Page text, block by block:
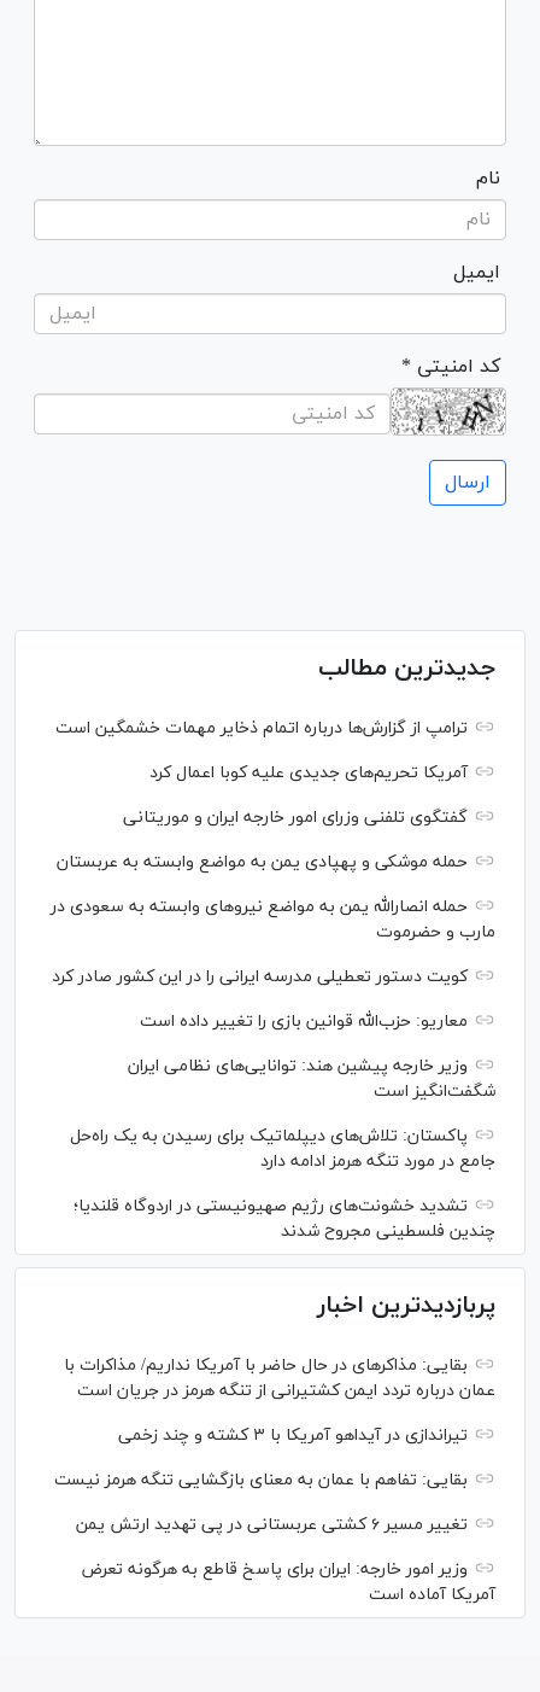
نام
ایمیل
* کد امنیتی
جدیدترین مطالب
ترامپ از گزارش‌ها درباره اتمام ذخایر مهمات خشمگین است
آمریکا تحریم‌های جدیدی علیه کوبا اعمال کرد
گفتگوی تلفنی وزرای امور خارجه ایران و موریتانی
حمله موشکی و پهپادی یمن به مواضع وابسته به عربستان
حمله انصارالله یمن به مواضع نیرو‌های وابسته به سعودی در
مارب و حضرموت
کویت دستور تعطیلی مدرسه ایرانی را در این کشور صادر کرد
معاریو: حزب‌الله قوانین بازی را تغییر داده است
وزیر خارجه پیشین هند: توانایی‌های نظامی ایران
شگفت‌انگیز است
پاکستان: تلاش‌های دیپلماتیک برای رسیدن به یک راه‌حل
جامع در مورد تنگه هرمز ادامه دارد
تشدید خشونت‌های رژیم صهیونیستی در اردوگاه قلندیا؛
چندین فلسطینی مجروح شدند
پربازدیدترین اخبار
بقایی: مذاکره‎ای در حال حاضر با آمریکا نداریم/ مذاکرات با
عمان درباره تردد ایمن کشتیرانی از تنگه هرمز در جریان است
تیراندازی در آیداهو آمریکا با ۳ کشته و چند زخمی
بقایی: تفاهم با عمان به معنای بازگشایی تنگه هرمز نیست
تغییر مسیر ۶ کشتی عربستانی در پی تهدید ارتش یمن
وزیر امور خارجه: ایران برای پاسخ قاطع به هرگونه تعرض
آمریکا آماده است